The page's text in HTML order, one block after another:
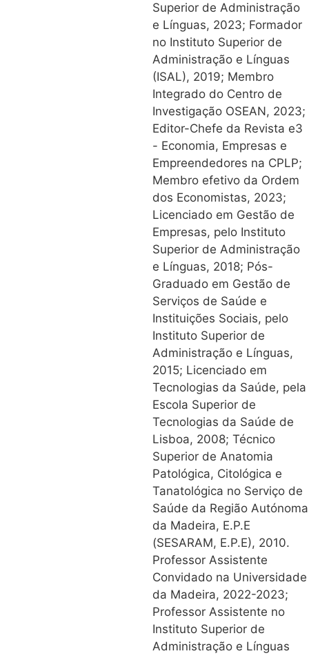
Superior de Administração
e Línguas, 2023; Formador
no Instituto Superior de
Administração e Línguas
(ISAL), 2019; Membro
Integrado do Centro de
Investigação OSEAN, 2023;
Editor-Chefe da Revista e3
- Economia, Empresas e
Empreendedores na CPLP;
Membro efetivo da Ordem
dos Economistas, 2023;
Licenciado em Gestão de
Empresas, pelo Instituto
Superior de Administração
e Línguas, 2018; Pós-
Graduado em Gestão de
Serviços de Saúde e
Instituições Sociais, pelo
Instituto Superior de
Administração e Línguas,
2015; Licenciado em
Tecnologias da Saúde, pela
Escola Superior de
Tecnologias da Saúde de
Lisboa, 2008; Técnico
Superior de Anatomia
Patológica, Citológica e
Tanatológica no Serviço de
Saúde da Região Autónoma
da Madeira, E.P.E
(SESARAM, E.P.E), 2010.
Professor Assistente
Convidado na Universidade
da Madeira, 2022-2023;
Professor Assistente no
Instituto Superior de
Administração e Línguas